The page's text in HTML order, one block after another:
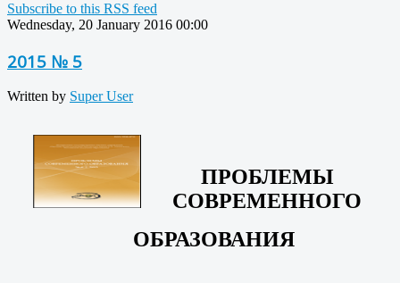
Subscribe to this RSS feed
Wednesday, 20 January 2016 00:00
2015 № 5
Written by Super User
ПРОБЛЕМЫ
СОВРЕМЕННОГО
ОБРАЗОВАНИЯ